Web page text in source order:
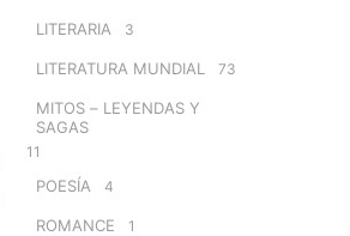
LITERARIA 3
LITERATURA MUNDIAL 73
MITOS – LEYENDAS Y
SAGAS
11
POESÍA 4
ROMANCE 1